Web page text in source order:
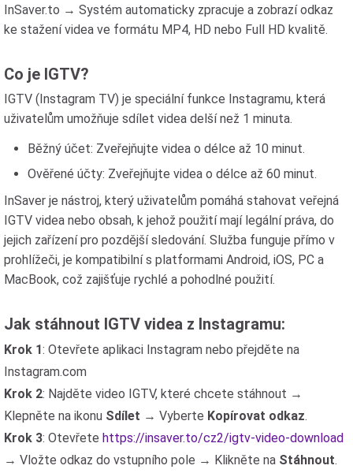
InSaver.to → Systém automaticky zpracuje a zobrazí odkaz
ke stažení videa ve formátu MP4, HD nebo Full HD kvalitě.
Co je IGTV?
IGTV (Instagram TV) je speciální funkce Instagramu, která
uživatelům umožňuje sdílet videa delší než 1 minuta.
Běžný účet: Zveřejňujte videa o délce až 10 minut.
Ověřené účty: Zveřejňujte videa o délce až 60 minut.
InSaver je nástroj, který uživatelům pomáhá stahovat veřejná
IGTV videa nebo obsah, k jehož použití mají legální práva, do
jejich zařízení pro pozdější sledování. Služba funguje přímo v
prohlížeči, je kompatibilní s platformami Android, iOS, PC a
MacBook, což zajišťuje rychlé a pohodlné použití.
Jak stáhnout IGTV videa z Instagramu:
Krok 1: Otevřete aplikaci Instagram nebo přejděte na
Instagram.com
Krok 2: Najděte video IGTV, které chcete stáhnout →
Klepněte na ikonu Sdílet → Vyberte Kopírovat odkaz.
Krok 3: Otevřete https://insaver.to/cz2/igtv-video-download
→ Vložte odkaz do vstupního pole → Klikněte na Stáhnout.